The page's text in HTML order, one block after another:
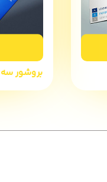
بروشور